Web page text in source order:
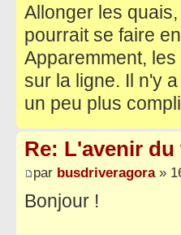
Allonger les
pourrait se faire
Apparemment,
sur la ligne. Il n'y
un peu plus
Re: L'avenir
par busdriveragora»
Bonjour !